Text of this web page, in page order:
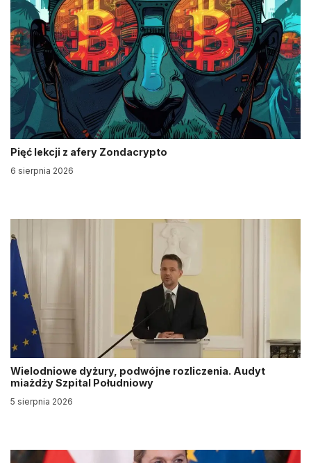
Pięć lekcji z afery Zondacrypto
6 sierpnia 2026
Wielodniowe dyżury, podwójne rozliczenia. Audyt
miażdży Szpital Południowy
5 sierpnia 2026